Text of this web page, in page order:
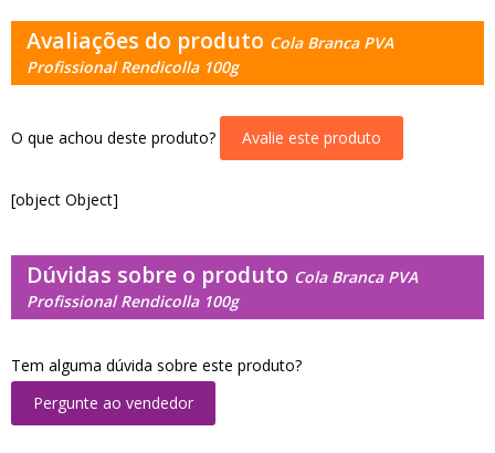
Avaliações do produto Cola Branca PVA
Profissional Rendicolla 100g
O que achou deste produto? Avalie este produto
[object Object]
Dúvidas sobre o produto Cola Branca PVA
Profissional Rendicolla 100g
Tem alguma dúvida sobre este produto?
Pergunte ao vendedor